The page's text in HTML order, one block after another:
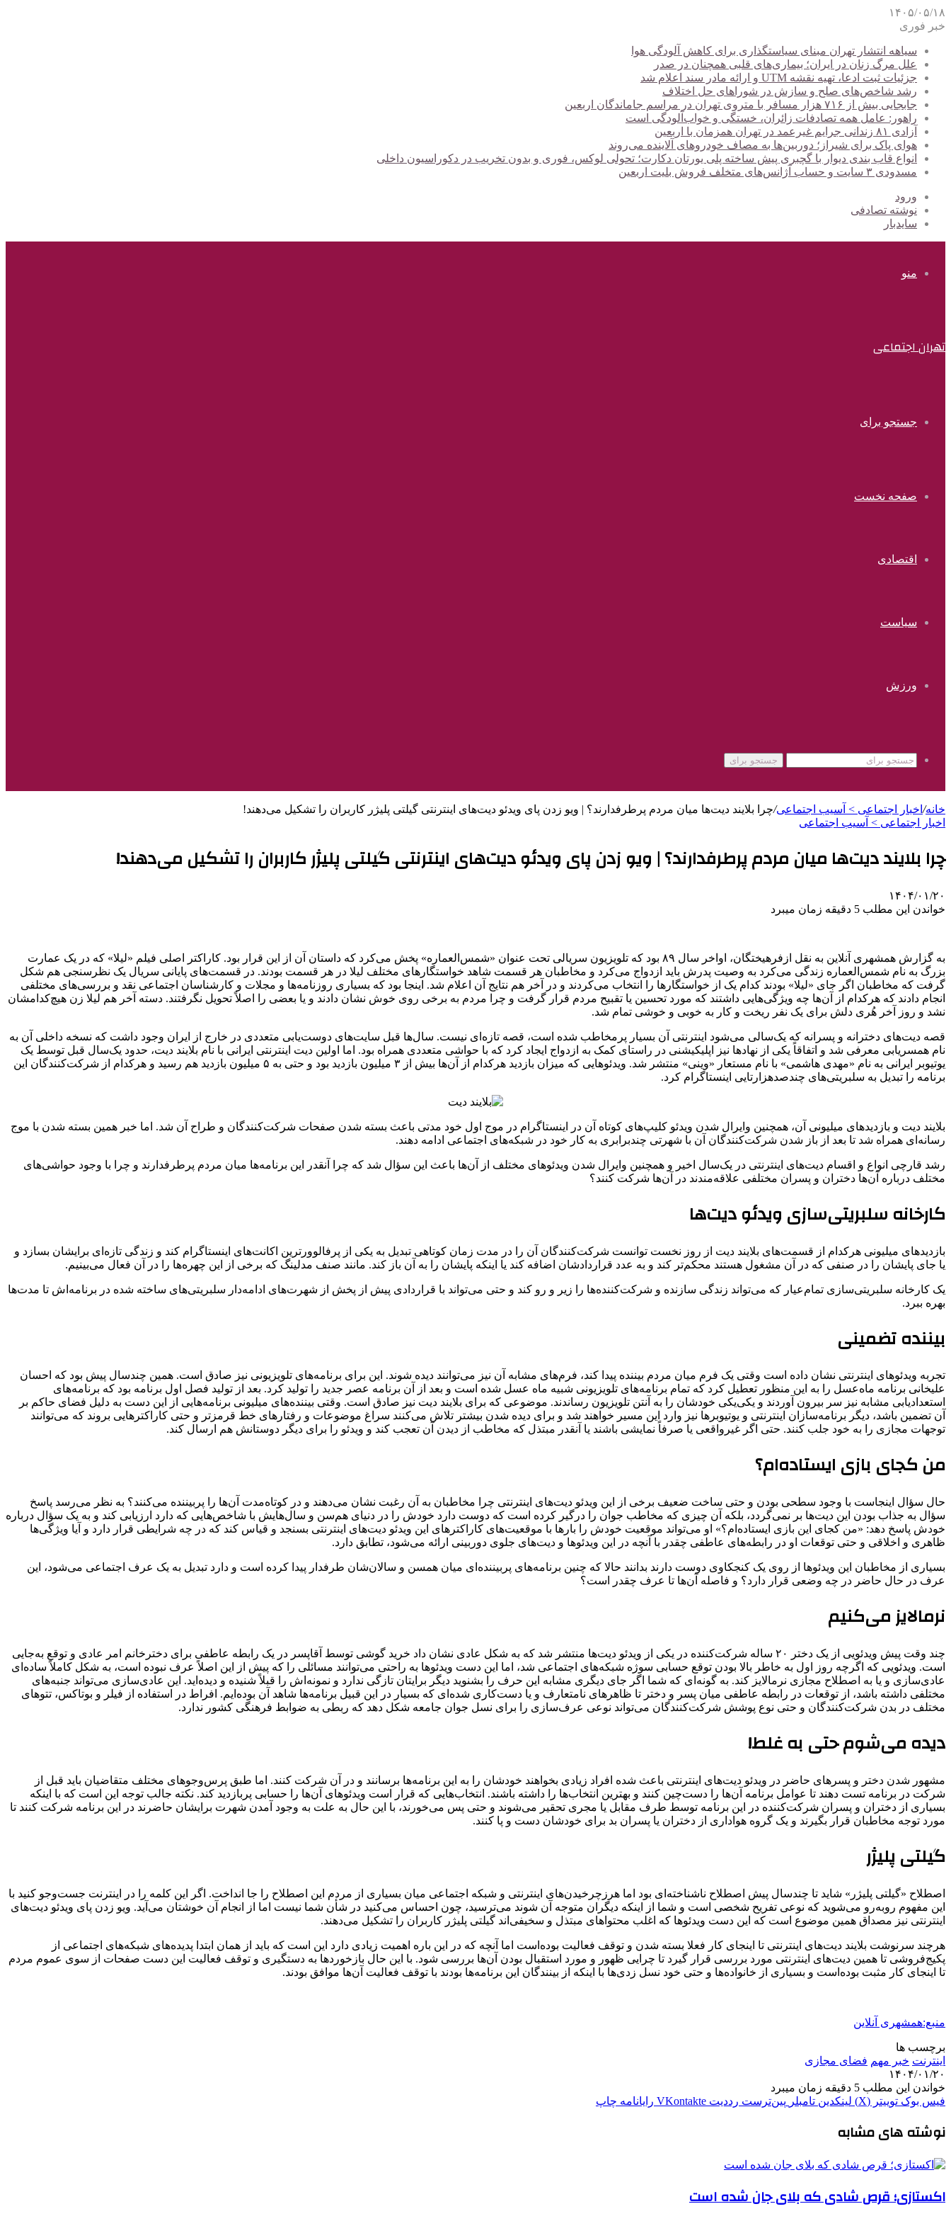
۱۴۰۵/۰۵/۱۸
خبر فوری
سیاهه انتشار تهران مبنای سیاستگذاری برای کاهش آلودگی هوا
علل مرگ زنان در ایران؛ بیماری‌های قلبی همچنان در صدر
جزئیات ثبت ادعا، تهیه نقشه UTM و ارائه مادر سند اعلام شد
رشد شاخص‌های صلح و سازش در شوراهای حل اختلاف
جابجایی بیش از ۷۱۶ هزار مسافر با متروی تهران در مراسم جاماندگان اربعین
راهور: عامل همه تصادفات زائران، خستگی و خواب‌آلودگی است
آزادی ۸۱ زندانی جرایم غیرعمد در تهران همزمان با اربعین
هوای پاک برای شیراز؛ دوربین‌ها به مصاف خودروهای آلاینده می‌روند
انواع قاب بندی دیوار با گچبری پیش ساخته پلی یورتان دکارت؛ تحولی لوکس، فوری و بدون تخریب در دکوراسیون داخلی
مسدودی ۳ سایت و حساب آژانس‌های متخلف فروش بلیت اربعین
ورود
نوشته تصادفی
سایدبار
منو
تهران اجتماعی
جستجو برای
صفحه نخست
اقتصادی
سیاست
ورزش
جستجو برای
خانه/ اخبار اجتماعی > آسیب اجتماعی/چرا بلایند دیت‌ها میان مردم پرطرفدارند؟ |‌ ویو زدن پای ویدئو دیت‌های اینترنتی گیلتی پلیژر کاربران را تشکیل می‌دهند!
اخبار اجتماعی > آسیب اجتماعی
چرا بلایند دیت‌ها میان مردم پرطرفدارند؟ |‌ ویو زدن پای ویدئو دیت‌های اینترنتی گیلتی پلیژر کاربران را تشکیل می‌دهند!
۱۴۰۴/۰۱/۲۰
خواندن این مطلب 5 دقیقه زمان میبرد
به گزارش همشهری آنلاین به نقل ازفرهیختگان، اواخر سال ۸۹ بود که تلویزیون سریالی تحت عنوان «شمس‌العماره» پخش می‌کرد که داستان آن از این قرار بود. کاراکتر اصلی فیلم «لیلا» که در یک عمارت
بزرگ به نام شمس‌العماره زندگی می‌کرد به وصیت پدرش باید ازدواج می‌کرد و مخاطبان هر قسمت شاهد خواستگارهای مختلف لیلا در هر قسمت بودند. در قسمت‌های پایانی سریال یک نظرسنجی هم شکل
گرفت که مخاطبان اگر جای «لیلا» بودند کدام یک از خواستگارها را انتخاب می‌کردند و در آخر هم نتایج آن اعلام شد. اینجا بود که بسیاری روزنامه‌ها و مجلات و کارشناسان اجتماعی نقد و بررسی‌های مختلفی
انجام دادند که هرکدام از آن‌ها چه ویژگی‌هایی داشتند که مورد تحسین یا تقبیح مردم قرار گرفت و چرا مردم به برخی روی خوش نشان دادند و یا بعضی را اصلاً تحویل نگرفتند. دسته آخر هم لیلا زن هیچ‌کدامشان
نشد و روز آخر هُری دلش برای یک نفر ریخت و کار به خوبی و خوشی تمام شد.
قصه دیت‌های دخترانه و پسرانه که یک‌سالی می‌شود اینترنتی آن بسیار پرمخاطب شده ‌است، قصه تازه‌ای نیست. سال‌ها قبل سایت‌های دوست‌یابی متعددی در خارج از ایران وجود داشت که نسخه داخلی آن به
نام همسریابی معرفی شد و اتفاقاً یکی از نهادها نیز اپلیکیشنی در راستای کمک به ازدواج ایجاد کرد که با حواشی متعددی همراه بود. اما اولین دیت اینترنتی ایرانی با نام بلایند دیت‌، حدود یک‌سال قبل توسط یک
یوتیوبر ایرانی به نام «مهدی هاشمی» با نام مستعار «وینی» منتشر شد. ویدئوهایی که میزان بازدید هرکدام از آن‌ها بیش از ۳ میلیون بازدید بود و حتی به ۵ میلیون بازدید هم رسید و هرکدام از شرکت‌کنندگان این
برنامه را تبدیل به سلبریتی‌های چندصدهزارتایی اینستاگرام کرد.
بلایند دیت و بازدیدهای میلیونی آن، همچنین وایرال شدن ویدئو کلیپ‌های کوتاه آن در اینستاگرام در موج اول خود مدتی باعث بسته شدن صفحات شرکت‌کنندگان و طراح آن شد. اما خبر همین بسته شدن با موج
رسانه‌ای همراه شد تا بعد از باز شدن شرکت‌کنندگان آن با شهرتی چندبرابری به کار خود در شبکه‌های اجتماعی ادامه دهند.
رشد قارچی انواع و اقسام دیت‌های اینترنتی در یک‌سال اخیر و همچنین وایرال شدن ویدئوهای مختلف از آن‌ها باعث این سؤال شد که چرا آنقدر این برنامه‌ها میان مردم پرطرفدارند و چرا با وجود حواشی‌های
مختلف درباره آن‌ها دختران و پسران مختلفی علاقه‌مندند در آن‌ها شرکت کنند؟
کارخانه سلبریتی‌سازی ویدئو دیت‌ها
بازدیدهای میلیونی هرکدام از قسمت‌های بلایند دیت از روز نخست توانست شرکت‌کنندگان آن را در مدت زمان کوتاهی تبدیل به یکی از پرفالوورترین اکانت‌های اینستاگرام کند و زندگی تازه‌ای برایشان بسازد و
یا جای پایشان را در صنفی که در آن مشغول هستند محکم‌تر کند و به عدد قراردادشان اضافه کند یا اینکه پایشان را به آن باز کند. مانند صنف مدلینگ که برخی از این چهره‌ها را در آن‌ فعال می‌بینیم.
یک کارخانه سلبریتی‌سازی تمام‌عیار که می‌تواند زندگی سازنده و شرکت‌کننده‌ها را زیر و رو کند و حتی می‌تواند با قراردادی پیش از پخش از شهرت‌های ادامه‌دار سلبریتی‌های ساخته شده در برنامه‌اش تا مدت‌ها
بهره ببرد.
بیننده تضمینی
تجربه ویدئوهای اینترنتی نشان داده ‌است وقتی یک فرم میان مردم بیننده پیدا کند، فرم‌های مشابه آن نیز می‌توانند دیده شوند. این برای برنامه‌های تلویزیونی نیز صادق است. همین چندسال پیش بود که احسان
علیخانی برنامه ماه‌عسل را به این منظور تعطیل کرد که تمام برنامه‌های تلویزیونی شبیه ماه عسل شده‌ است و بعد از آن برنامه عصر جدید را تولید کرد. بعد از تولید فصل اول برنامه بود که برنامه‌های
استعدادیابی مشابه نیز سر بیرون آوردند و یکی‌یکی خودشان را به آنتن تلویزیون رساندند. موضوعی که برای بلایند دیت نیز صادق است. وقتی بیننده‌های میلیونی برنامه‌هایی از این دست به دلیل فضای حاکم بر
آن تضمین باشد، دیگر برنامه‌سازان اینترنتی و یوتیوبرها نیز وارد این مسیر خواهند شد و برای دیده شدن بیشتر تلاش می‌کنند سراغ موضوعات و رفتارهای خط قرمزتر و حتی کاراکترهایی بروند که می‌توانند
توجهات مجازی را به خود جلب کنند. حتی اگر غیرواقعی یا صرفاً نمایشی باشند یا آنقدر مبتذل که مخاطب از دیدن آن تعجب کند و ویدئو را برای دیگر دوستانش هم ارسال کند.
من کجای بازی ایستاده‌ام؟
حال سؤال اینجاست با وجود سطحی بودن و حتی ساخت ضعیف برخی از این ویدئو دیت‌های اینترنتی چرا مخاطبان به آن رغبت نشان می‌دهند و در کوتاه‌مدت آن‌ها را پربیننده می‌کنند؟ به نظر می‌رسد پاسخ
سؤال به جذاب بودن این دیت‌ها بر نمی‌گردد، بلکه آن چیزی که مخاطب جوان را درگیر کرده است که دوست دارد خودش را در دنیای هم‌سن و سال‌هایش با شاخص‌هایی که دارد ارزیابی کند و به یک سؤال درباره
خودش پاسخ دهد: «من کجای این بازی ایستاده‌ام؟» او می‌تواند موقعیت خودش را بارها با موقعیت‌های کاراکترهای این ویدئو دیت‌های اینترنتی بسنجد و قیاس کند که در چه شرایطی قرار دارد و آیا ویژگی‌ها
ظاهری و اخلاقی و حتی توقعات او در رابطه‌های عاطفی چقدر با آنچه در این ویدئوها و دیت‌های جلوی دوربینی ارائه می‌شود، تطابق دارد.
بسیاری از مخاطبان این ویدئوها از روی یک کنجکاوی دوست دارند بدانند حالا که چنین برنامه‌های پربیننده‌ای میان همسن و سالان‌شان طرفدار پیدا کرده‌ است و دارد تبدیل به یک عرف اجتماعی می‌شود، این
عرف در حال حاضر در چه وضعی قرار دارد؟ و فاصله آن‌ها تا عرف چقدر است؟
نرمالایز می‌کنیم
چند وقت پیش ویدئویی از یک دختر ۲۰ ساله شرکت‌کننده در یکی از ویدئو دیت‌ها منتشر شد که به شکل عادی نشان داد خرید گوشی توسط آقاپسر در یک رابطه عاطفی برای دخترخانم امر عادی و توقع به‌جایی
است. ویدئویی که اگرچه روز اول به خاطر بالا بودن توقع حسابی سوژه شبکه‌های اجتماعی شد، اما این دست ویدئوها به راحتی می‌توانند مسائلی را که پیش از این اصلاً عرف نبوده ‌است، به شکل کاملاً ساده‌ای
عادی‌سازی و یا به اصطلاح مجازی نرمالایز کند. به گونه‌ای که شما اگر جای دیگری مشابه این حرف را بشنوید دیگر برایتان تازگی ندارد و نمونه‌اش را قبلاً شنیده و دیده‌اید. این عادی‌سازی می‌تواند جنبه‌های
مختلفی داشته باشد، از توقعات در رابطه عاطفی میان پسر و دختر تا ظاهرهای نامتعارف و یا دست‌کاری شده‌ای که بسیار در این قبیل برنامه‌ها شاهد آن بوده‌ایم. افراط در استفاده از فیلر و بوتاکس، تتوهای
مختلف در بدن شرکت‌کنندگان و حتی نوع پوشش شرکت‌کنندگان می‌تواند نوعی عرف‌سازی را برای نسل جوان جامعه شکل دهد که ربطی به ضوابط فرهنگی کشور ندارد.
دیده می‌شوم حتی به غلط!
مشهور شدن دختر و پسرهای حاضر در ویدئو دیت‌های اینترنتی باعث شده افراد زیادی بخواهند خودشان را به این برنامه‌ها برسانند و در آن شرکت کنند. اما طبق پرس‌وجوهای مختلف متقاضیان باید قبل از
شرکت در برنامه تست دهند تا عوامل برنامه آن‌ها را دست‌چین کنند و بهترین انتخاب‌ها را داشته باشند. انتخاب‌هایی که قرار است ویدئوهای آن‌ها را حسابی پربازدید کند. نکته جالب توجه این است که با اینکه
بسیاری از دختران و پسران شرکت‌کننده در این برنامه توسط طرف مقابل یا مجری تحقیر می‌شوند و حتی پس می‌خورند، با این حال به علت به وجود آمدن شهرت برایشان حاضرند در این برنامه شرکت کنند تا
مورد توجه مخاطبان قرار بگیرند و یک گروه هواداری از دختران یا پسران بد برای خودشان دست و پا کنند.
گیلتی پلیژر
اصطلاح «گیلتی پلیژر» شاید تا چندسال پیش اصطلاح ناشناخته‌ای بود اما هرزچرخیدن‌های اینترنتی و شبکه اجتماعی میان بسیاری از مردم این اصطلاح را جا انداخت. اگر این کلمه را در اینترنت جست‌وجو کنید با
این مفهوم روبه‌رو می‌شوید که نوعی تفریح شخصی است و شما از اینکه دیگران متوجه آن شوند می‌ترسید، چون احساس می‌کنید در شأن شما نیست اما از انجام آن خوشتان می‌آید. ویو زدن پای ویدئو دیت‌های
اینترنتی نیز مصداق همین موضوع است که این دست ویدئوها که اغلب محتواهای مبتذل و سخیفی‌اند گیلتی پلیژر کاربران را تشکیل می‌دهند.
هرچند سرنوشت بلایند دیت‌های اینترنتی تا اینجای کار فعلا بسته شدن و توقف فعالیت بوده‌است اما آنچه که در این باره اهمیت زیادی دارد این است که باید از همان ابتدا پدیده‌های شبکه‌های اجتماعی از
پکیج‌فروشی تا همین دیت‌های اینترنتی مورد بررسی قرار گیرد تا چرایی ظهور و مورد استقبال بودن آن‌ها بررسی شود. با این حال بازخوردها به دستگیری و توقف فعالیت این دست صفحات از سوی عموم مردم
تا اینجای کار مثبت بوده‌است و بسیاری از خانواده‌ها و حتی خود نسل زدی‌ها با اینکه از بینندگان این برنامه‌ها بودند با توقف فعالیت آن‌ها موافق بودند.
منبع:همشهری آنلاین
برچسب ها
اینترنت خبر مهم فضاى مجازى
۱۴۰۴/۰۱/۲۰
خواندن این مطلب 5 دقیقه زمان میبرد
فیس بوک توییتر (X) لینکدین ‫تامبلر ‫پین‌ترست ‫رددیت ‫VKontakte رایانامه چاپ
نوشته های مشابه
اکستازی؛ قرص شادی که بلای جان شده است